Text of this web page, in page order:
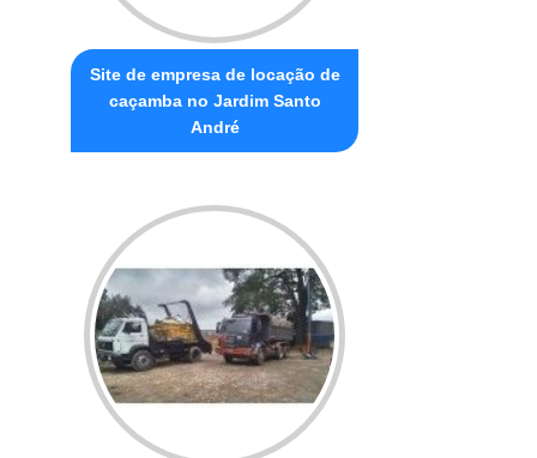
Site de empresa de locação de
caçamba no Jardim Santo
André